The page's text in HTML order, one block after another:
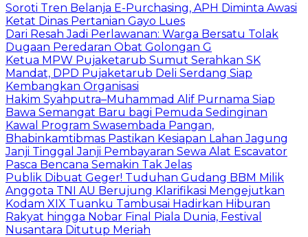
Soroti Tren Belanja E-Purchasing, APH Diminta Awasi
Ketat Dinas Pertanian Gayo Lues
Dari Resah Jadi Perlawanan: Warga Bersatu Tolak
Dugaan Peredaran Obat Golongan G
Ketua MPW Pujaketarub Sumut Serahkan SK
Mandat, DPD Pujaketarub Deli Serdang Siap
Kembangkan Organisasi
Hakim Syahputra–Muhammad Alif Purnama Siap
Bawa Semangat Baru bagi Pemuda Sedinginan
Kawal Program Swasembada Pangan,
Bhabinkamtibmas Pastikan Kesiapan Lahan Jagung
Janji Tinggal Janji Pembayaran Sewa Alat Escavator
Pasca Bencana Semakin Tak Jelas
Publik Dibuat Geger! Tuduhan Gudang BBM Milik
Anggota TNI AU Berujung Klarifikasi Mengejutkan
Kodam XIX Tuanku Tambusai Hadirkan Hiburan
Rakyat hingga Nobar Final Piala Dunia, Festival
Nusantara Ditutup Meriah